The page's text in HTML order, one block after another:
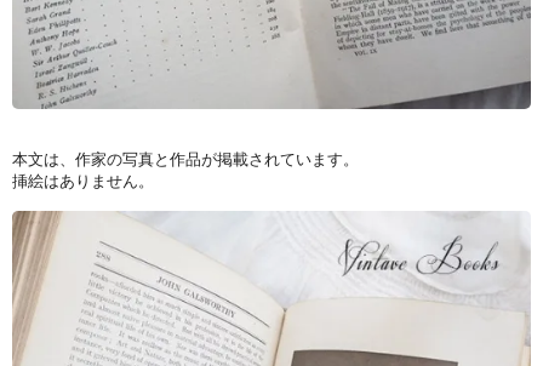
本文は、作家の写真と作品が掲載されています。
挿絵はありません。